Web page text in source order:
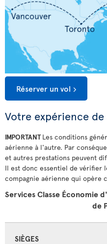
Réserver un vol
Votre expérience de
IMPORTANTLes conditions
aérienne à l'autre. Par
et autres prestations peuvent
Il est donc essentiel de vérifier
compagnie aérienne qui opère
Services Classe Économie
de
SIÈGES